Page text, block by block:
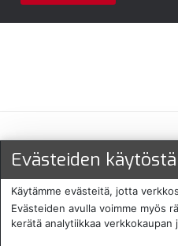
Maksu- ja
Evästeiden käytöstä
Käytämme evästeitä, jotta
Evästeiden avulla voimme myös
kerätä analytiikkaa verkkokaupan